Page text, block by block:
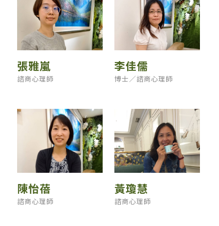
張雅嵐
諮商心理師
李佳儒
博士／諮商心理師
陳怡蓓
諮商心理師
黃瓊慧
諮商心理師